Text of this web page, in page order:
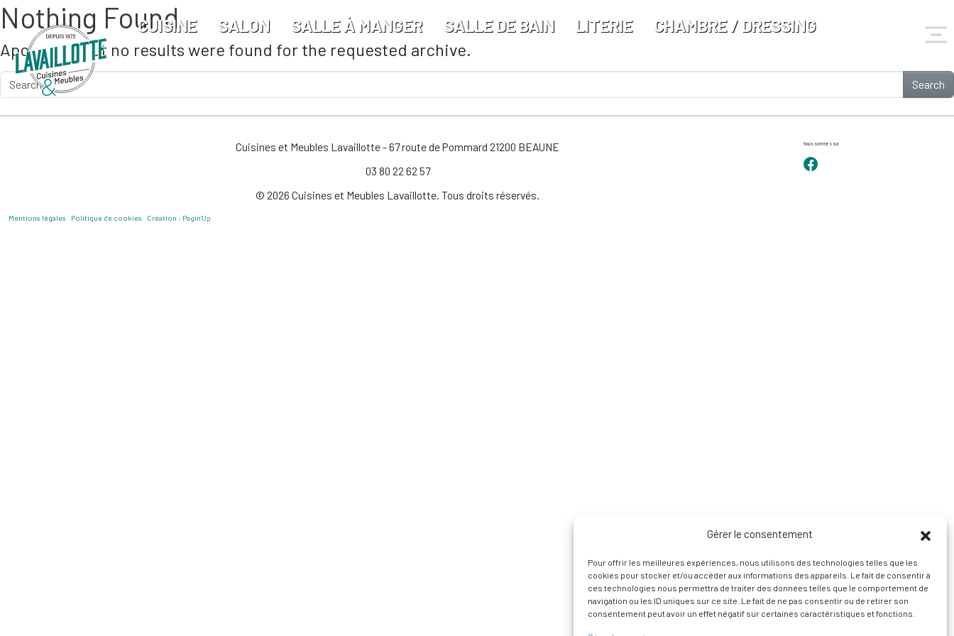
Gérer le consentement
Pour offrir les meilleures expériences, nous utilisons des technologies telles que les
cookies pour stocker et/ou accéder aux informations des appareils. Le fait de consentir à
ces technologies nous permettra de traiter des données telles que le comportement de
navigation ou les ID uniques sur ce site. Le fait de ne pas consentir ou de retirer son
consentement peut avoir un effet négatif sur certaines caractéristiques et fonctions.
Skip to main content
CUISINE SALON SALLE À MANGER SALLE DE BAIN LITERIE CHAMBRE / DRESSING
Nothing Found
Apologies, but no results were found for the requested archive.
Search
Cuisines et Meubles Lavaillotte - 67 route de Pommard 21200 BEAUNE
03 80 22 62 57
© 2026 Cuisines et Meubles Lavaillotte. Tous droits réservés.
Mentions légales Politique de cookies Création : Pagin’Up
Nous sommes sur